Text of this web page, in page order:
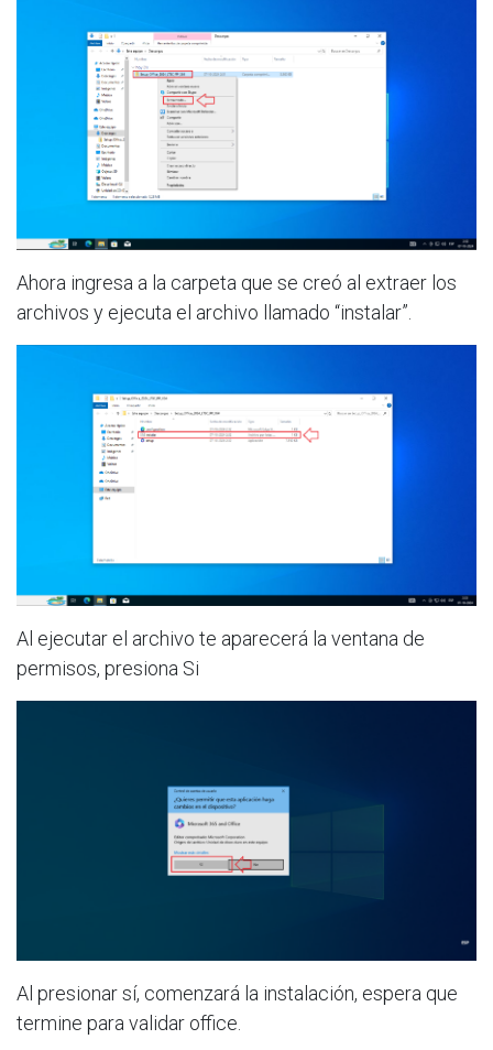
Ahora ingresa a la carpeta que se creó al extraer los
archivos y ejecuta el archivo llamado “instalar”.
Al ejecutar el archivo te aparecerá la ventana de
permisos, presiona Si
Al presionar sí, comenzará la instalación, espera que
termine para validar office.